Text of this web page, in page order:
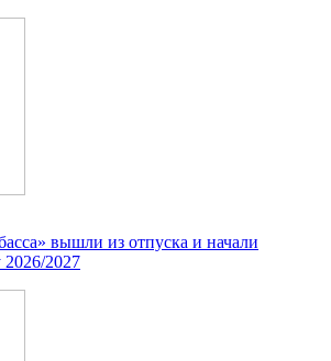
вышли из отпуска и начали
2026/2027